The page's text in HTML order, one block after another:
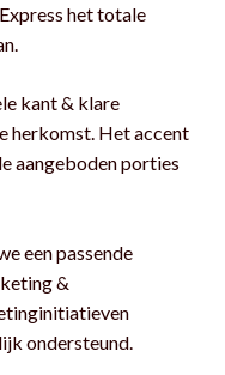
het totale
kant & klare
herkomst. Het accent
aangeboden porties
een passende
&
ondersteund.